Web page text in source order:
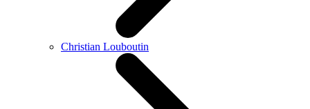
Christian Louboutin